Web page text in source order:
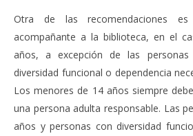
Otra de las recomendaciones
acompañante a la biblioteca, en el
años, a excepción de las
diversidad funcional o dependencia
Los menores de 14 años siempre
una persona adulta responsable. Las
años y personas con diversidad